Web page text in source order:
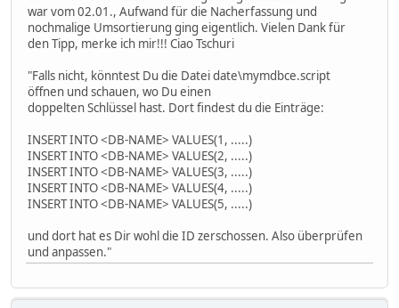
war vom 02.01., Aufwand für die Nacherfassung und
nochmalige Umsortierung ging eigentlich. Vielen Dank für
den Tipp, merke ich mir!!! Ciao Tschuri
"Falls nicht, könntest Du die Datei date\mymdbce.script
öffnen und schauen, wo Du einen
doppelten Schlüssel hast. Dort findest du die Einträge:
INSERT INTO <DB-NAME> VALUES(1, .....)
INSERT INTO <DB-NAME> VALUES(2, .....)
INSERT INTO <DB-NAME> VALUES(3, .....)
INSERT INTO <DB-NAME> VALUES(4, .....)
INSERT INTO <DB-NAME> VALUES(5, .....)
und dort hat es Dir wohl die ID zerschossen. Also überprüfen
und anpassen."